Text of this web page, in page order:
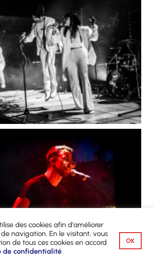
des cookies afin d’améliorer
navigation. En le visitant, vous
de tous ces cookies en accord
de confidentialité.
OK